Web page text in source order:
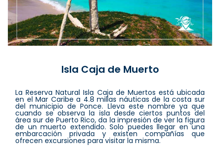
Isla Caja de Muerto
La Reserva Natural Isla Caja de Muertos está ubicada
en el Mar Caribe a 4.8 millas náuticas de la costa sur
del municipio de Ponce. Lleva este nombre ya que
cuando se observa la isla desde ciertos puntos del
área sur de Puerto Rico, da la impresión de ver la figura
de un muerto extendido. Solo puedes llegar en una
embarcación privada y existen compañías que
ofrecen excursiones para visitar la misma.